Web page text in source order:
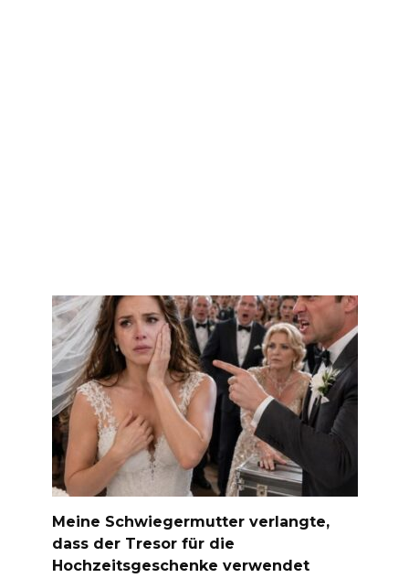
Meine Schwiegermutter verlangte,
dass der Tresor für die
Hochzeitsgeschenke verwendet